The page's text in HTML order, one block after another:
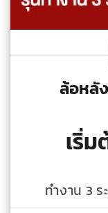
ล้อหลั
เริ่
ทำงาน 3